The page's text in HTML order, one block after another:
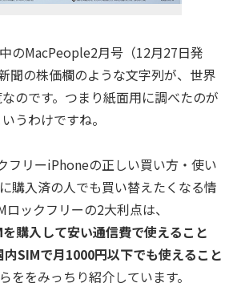
のMacPeople2月号（12月27日発
聞の株価欄のような文字列が、世界
のです。つまり紙面用に調べたのが
うわけですね。
フリーiPhoneの正しい買い方・使い
購入済の人でも買い替えたくなる情
ックフリーの2大利点は、
購入して安い通信費で使えること
内SIMで月1000円以下でも使えること
ををみっちり紹介しています。